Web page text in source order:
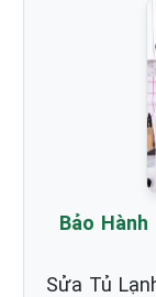
Bảo Hành
Sửa Tủ